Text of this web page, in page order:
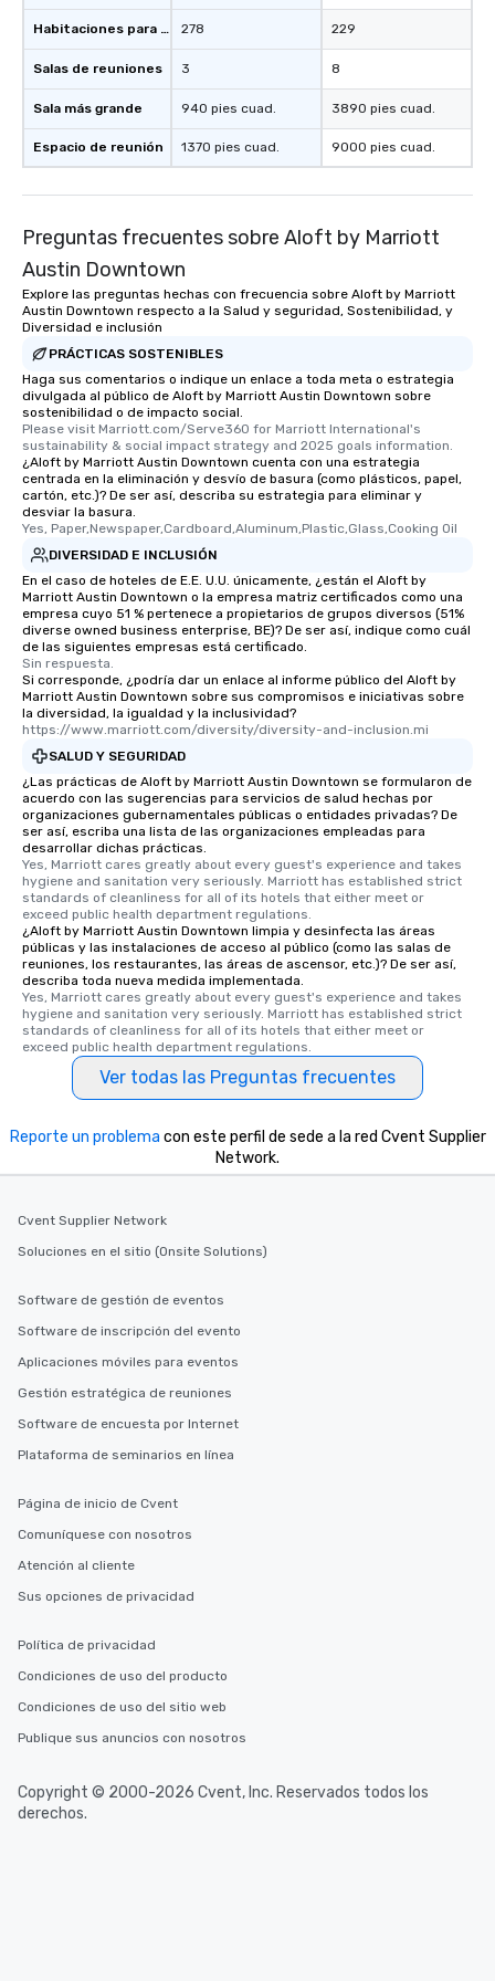
group members never have to worry
about waiting in line to get into a top
everyone is treated like a VIP with
immediate seating upon arrival.
What’s more, your group may receive
from the restaurant chef. Menus can
which can be an added bonus for all
those Instagram moments you share.
For added ease, we can even arrange
transportation pick-up and drop-off,
for groups that desire an extra luxe
experience, we can also arrange for
an evening helicopter ride over the
glittering lights of The Strip. A
Memorable Experience for All Lip
Smacking Foodie Tours offers a way
to gather and dine that few have
experienced, and all are sure to
remember. Our one-of-a-kind tours
last. It’s an experience that attendees
will reminisce about long after they
leave. Location, Location, Location
One of the best reasons to book is the
convenient and efficient way the
experience is designed. All
restaurants are within an easy
walking distance of each other. The
short stroll allows your group
members a chance to engage in prime
networking opportunities before
heading to the next place on your tour
itinerary. You Get a Dinner and a Show
Our tours offer an exquisite feast plus
entertainment. All tours include a
knowledgeable, professional guide
who leads the group on a walking tour,
offering engaging tidbits and
fascinating stories. Several other
interactive experiences are included
along the way exclusively to our tours,
ensuring there is never a dull moment.
Different Types of Cuisine Our
experiences offer the ability to enjoy
several renowned restaurants in one
convenient outing, including ones you
discovered otherwise on your own or
at a typical corporate dinner. We offer
selected dishes are curated to our
high standards to ensure they will
group experience, booking flexibility is
key. Whether you desire a tour during
after work, we can coordinate with
needs. Go for as Long or as Short as
You Like Along with flexible
scheduling, Lip Smacking Foodie
durations. Our shortest tour is about
hours, with optional add-ons and
incentives.
Habitaciones para huéspedes
Salas de reuniones
Sala más grande
Espacio de reunión
278
3
940 pies cuad.
1370 pies cuad.
229
8
3890 pies cuad.
9000 pies cuad.
Preguntas frecuentes sobre Aloft by Marriott
Austin Downtown
Explore las preguntas hechas con frecuencia sobre Aloft by Marriott
Austin Downtown respecto a la Salud y seguridad, Sostenibilidad, y
Diversidad e inclusión
PRÁCTICAS SOSTENIBLES
Haga sus comentarios o indique un enlace a toda meta o estrategia
divulgada al público de Aloft by Marriott Austin Downtown sobre
sostenibilidad o de impacto social.
Please visit Marriott.com/Serve360 for Marriott International's
sustainability & social impact strategy and 2025 goals information.
¿Aloft by Marriott Austin Downtown cuenta con una estrategia
centrada en la eliminación y desvío de basura (como plásticos, papel,
cartón, etc.)? De ser así, describa su estrategia para eliminar y
desviar la basura.
Yes, Paper,Newspaper,Cardboard,Aluminum,Plastic,Glass,Cooking Oil
DIVERSIDAD E INCLUSIÓN
En el caso de hoteles de E.E. U.U. únicamente, ¿están el Aloft by
Marriott Austin Downtown o la empresa matriz certificados como una
empresa cuyo 51 % pertenece a propietarios de grupos diversos (51%
diverse owned business enterprise, BE)? De ser así, indique como cuál
de las siguientes empresas está certificado.
Sin respuesta.
Si corresponde, ¿podría dar un enlace al informe público del Aloft by
Marriott Austin Downtown sobre sus compromisos e iniciativas sobre
la diversidad, la igualdad y la inclusividad?
https://www.marriott.com/diversity/diversity-and-inclusion.mi
SALUD Y SEGURIDAD
¿Las prácticas de Aloft by Marriott Austin Downtown se formularon de
acuerdo con las sugerencias para servicios de salud hechas por
organizaciones gubernamentales públicas o entidades privadas? De
ser así, escriba una lista de las organizaciones empleadas para
desarrollar dichas prácticas.
Yes, Marriott cares greatly about every guest's experience and takes
hygiene and sanitation very seriously. Marriott has established strict
standards of cleanliness for all of its hotels that either meet or
exceed public health department regulations.
¿Aloft by Marriott Austin Downtown limpia y desinfecta las áreas
públicas y las instalaciones de acceso al público (como las salas de
reuniones, los restaurantes, las áreas de ascensor, etc.)? De ser así,
describa toda nueva medida implementada.
Yes, Marriott cares greatly about every guest's experience and takes
hygiene and sanitation very seriously. Marriott has established strict
standards of cleanliness for all of its hotels that either meet or
exceed public health department regulations.
Ver todas las Preguntas frecuentes
Reporte un problema con este perfil de sede a la red Cvent Supplier
Network.
Cvent Supplier Network
Soluciones en el sitio (Onsite Solutions)
Software de gestión de eventos
Software de inscripción del evento
Aplicaciones móviles para eventos
Gestión estratégica de reuniones
Software de encuesta por Internet
Plataforma de seminarios en línea
Página de inicio de Cvent
Comuníquese con nosotros
Atención al cliente
Sus opciones de privacidad
Política de privacidad
Condiciones de uso del producto
Condiciones de uso del sitio web
Publique sus anuncios con nosotros
Copyright © 2000-2026 Cvent, Inc. Reservados todos los
derechos.